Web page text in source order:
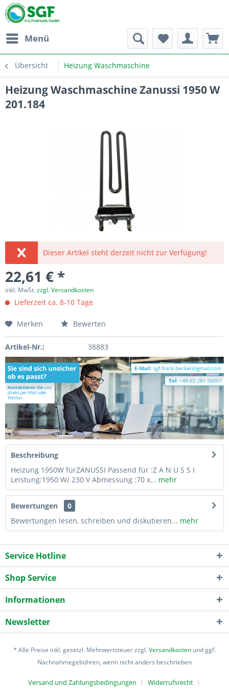
Menü
Übersicht Heizung Waschmaschine
Heizung Waschmaschine Zanussi 1950 W
201.184
Dieser Artikel steht derzeit nicht zur Verfügung!
22,61 € *
inkl. MwSt.zzgl. Versandkosten
Lieferzeit ca. 8-10 Tage
Merken Bewerten
Artikel-Nr.: 38883
Beschreibung
Heizung 1950W fürZANUSSI Passend für :Z A N U S S I
Leistung:1950 W/ 230 V Abmessung :70 x... mehr
Bewertungen
0
Bewertungen lesen, schreiben und diskutieren... mehr
Service Hotline
Shop Service
Informationen
Newsletter
* Alle Preise inkl. gesetzl. Mehrwertsteuer zzgl.Versandkosten und ggf.
Nachnahmegebühren, wenn nicht anders beschrieben
Versand und Zahlungsbedingungen Widerrufsrecht